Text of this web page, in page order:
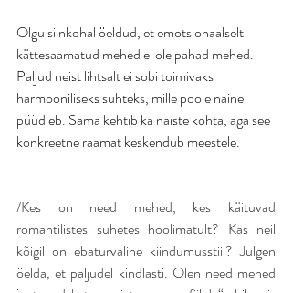
Olgu siinkohal öeldud, et emotsionaalselt
kättesaamatud mehed ei ole pahad mehed.
Paljud neist lihtsalt ei sobi toimivaks
harmooniliseks suhteks, mille poole naine
püüdleb. Sama kehtib ka naiste kohta, aga see
konkreetne raamat keskendub meestele.
/Kes on need mehed, kes käituvad
romantilistes suhetes hoolimatult? Kas neil
kõigil on ebaturvaline kiindumusstiil? Julgen
öelda, et paljudel kindlasti. Olen need mehed